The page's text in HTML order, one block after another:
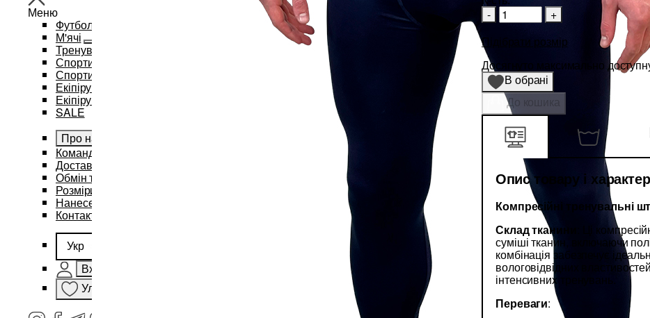
Меню
Футбол
М'ячі
Тренувальний інвентар та аксесуари
Спортивний одяг
Спортивні рюкзаки та сумки
Екіпірування для баскетболу
Екіпірування для єдиноборств
SALE
Про нас
Командам
Доставка і оплата
Обмін та повернення
Розміри
Нанесення бренду
Контакти
Укр
Вхід
Улюблене
-
+
Підібрати розмір
Досягнуто максимально доступну
В обрані
До кошика
Опис товару і
Компресійні тренувальні
Склад тканини
: Ці
суміші тканин, включаючи
комбінація забезпечує
вологовідвідних
інтенсивних тренувань.
Переваги: